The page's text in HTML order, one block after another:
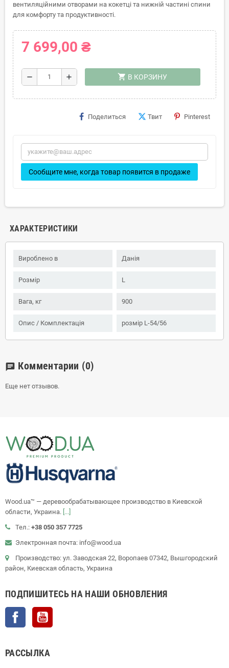
вентиляційними отворами на кокетці та нижній частині спини
для комфорту та продуктивності.
7 699,00 ₴
remove add shopping_cart В КОРЗИНУ
Поделиться Твит Pinterest
Сообщите мне, когда товар появится в продаже
ХАРАКТЕРИСТИКИ
Вироблено в Данія
Розмір L
Вага, кг 900
Опис / Комплектація розмір L-54/56
chat Комментарии (0)
Еще нет отзывов.
Wood.ua™ — деревообрабатывающее производство в Киевской
области, Украина. [...]
Тел.: +38 050 357 7725
Электронная почта: info@wood.ua
Производство: ул. Заводская 22, Воропаев 07342, Вышгородский
район, Киевская область, Украина
ПОДПИШИТЕСЬ НА НАШИ ОБНОВЛЕНИЯ
Facebook
РАССЫЛКА